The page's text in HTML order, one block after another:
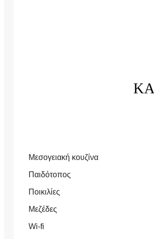
Μεσογειακή κουζίνα
Παιδότοπος
Ποικιλίες
Μεζέδες
Wi-fi